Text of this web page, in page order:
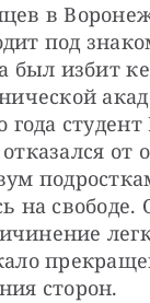
в
под
был избит
года
от
на свободе.
сторон.